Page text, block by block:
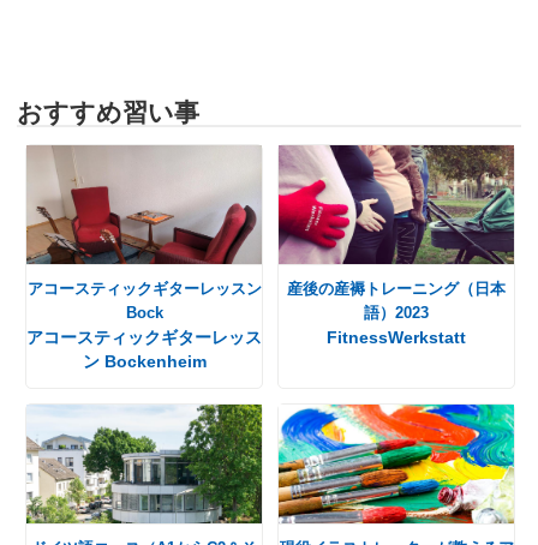
おすすめ習い事
アコースティックギターレッスン
Bock
アコースティックギターレッス
ン Bockenheim
産後の産褥トレーニング（日本
語）2023
FitnessWerkstatt